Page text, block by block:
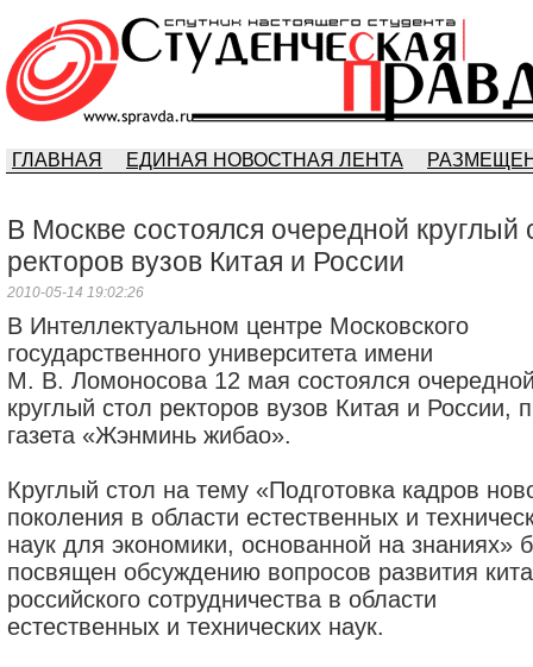
ГЛАВНАЯ ЕДИНАЯ НОВОСТНАЯ ЛЕНТА
В Москве состоялся очередной круглый
ректоров вузов Китая и России
2010-05-14 19:02:26
В Интеллектуальном центре Московского
государственного университета имени
М. В. Ломоносова 12 мая состоялся
круглый стол ректоров вузов Китая и России,
газета «Жэнминь жибао».
Круглый стол на тему «Подготовка кадров
поколения в области естественных и
наук для экономики, основанной на знаниях»
посвящен обсуждению вопросов развития
российского сотрудничества в области
естественных и технических наук.